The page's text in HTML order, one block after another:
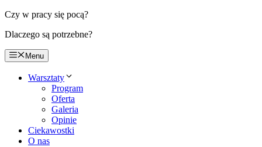
Czy w pracy się pocą?
Dlaczego są potrzebne?
Menu
Warsztaty
Program
Oferta
Galeria
Opinie
Ciekawostki
O nas